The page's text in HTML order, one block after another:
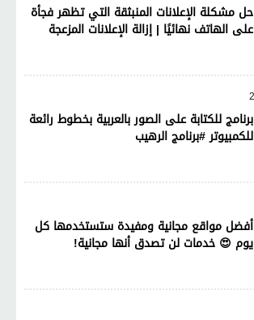
حل مشكلة الإعلانات المنبثقة التي تظهر فجأة
على الهاتف نهائيًا | إزالة الإعلانات المزعجة
برنامج للكتابة على الصور بالعربية بخطوط رائعة
للكمبيوتر #برنامج الرهيب
أفضل مواقع مجانية ومفيدة ستستخدمها كل
يوم 😍 خدمات لن تصدق أنها مجانية!